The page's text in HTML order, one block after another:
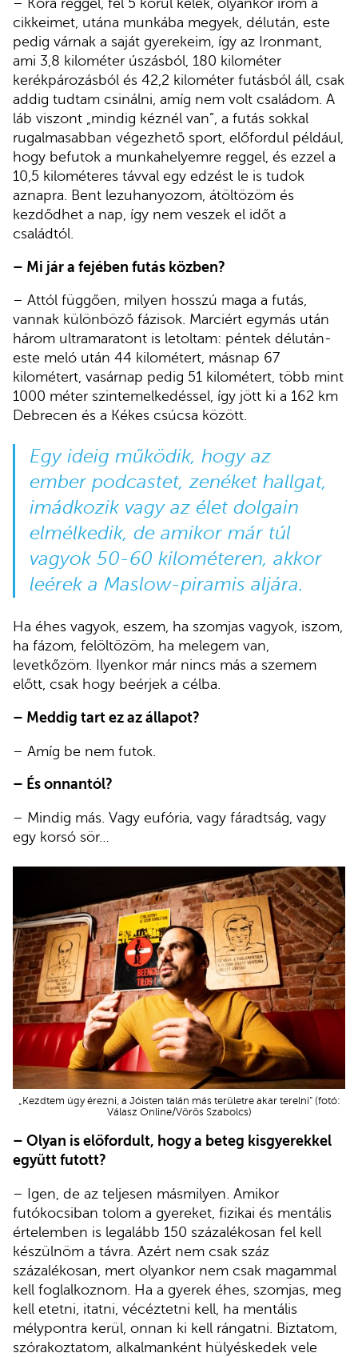
– Kora reggel, fél 5 körül kelek, olyankor írom a
cikkeimet, utána munkába megyek, délután, este
pedig várnak a saját gyerekeim, így az Ironmant,
ami 3,8 kilométer úszásból, 180 kilométer
kerékpározásból és 42,2 kilométer futásból áll, csak
addig tudtam csinálni, amíg nem volt családom. A
láb viszont „mindig kéznél van”, a futás sokkal
rugalmasabban végezhető sport, előfordul például,
hogy befutok a munkahelyemre reggel, és ezzel a
10,5 kilométeres távval egy edzést le is tudok
aznapra. Bent lezuhanyozom, átöltözöm és
kezdődhet a nap, így nem veszek el időt a
családtól.
– Mi jár a fejében futás közben?
– Attól függően, milyen hosszú maga a futás,
vannak különböző fázisok. Marciért egymás után
három ultramaratont is letoltam: péntek délután-
este meló után 44 kilométert, másnap 67
kilométert, vasárnap pedig 51 kilométert, több mint
1000 méter szintemelkedéssel, így jött ki a 162 km
Debrecen és a Kékes csúcsa között.
Egy ideig működik, hogy az
ember podcastet, zenéket hallgat,
imádkozik vagy az élet dolgain
elmélkedik, de amikor már túl
vagyok 50-60 kilométeren, akkor
leérek a Maslow-piramis aljára.
Ha éhes vagyok, eszem, ha szomjas vagyok, iszom,
ha fázom, felöltözöm, ha melegem van,
levetkőzöm. Ilyenkor már nincs más a szemem
előtt, csak hogy beérjek a célba.
– Meddig tart ez az állapot?
– Amíg be nem futok.
– És onnantól?
– Mindig más. Vagy eufória, vagy fáradtság, vagy
egy korsó sör…
„Kezdtem úgy érezni, a Jóisten talán más területre akar terelni” (fotó:
Válasz Online/Vörös Szabolcs)
– Olyan is előfordult, hogy a beteg kisgyerekkel
együtt futott?
– Igen, de az teljesen másmilyen. Amikor
futókocsiban tolom a gyereket, fizikai és mentális
értelemben is legalább 150 százalékosan fel kell
készülnöm a távra. Azért nem csak száz
százalékosan, mert olyankor nem csak magammal
kell foglalkoznom. Ha a gyerek éhes, szomjas, meg
kell etetni, itatni, vécéztetni kell, ha mentális
mélypontra kerül, onnan ki kell rángatni. Biztatom,
szórakoztatom, alkalmanként hülyéskedek vele